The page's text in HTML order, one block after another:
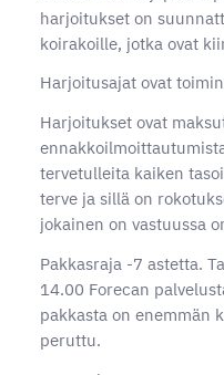
harjoitukset on
koirakoille, jotka ovat
Harjoitusajat ovat
Harjoitukset ovat
tervetulleita kaiken
terve ja sillä on
jokainen on vastuussa
Pakkasraja -7 astetta.
14.00 Forecan
pakkasta on enemmän
peruttu.